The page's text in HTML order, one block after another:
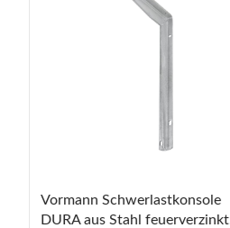
Vormann Schwerlastkonsole
DURA aus Stahl feuerverzinkt